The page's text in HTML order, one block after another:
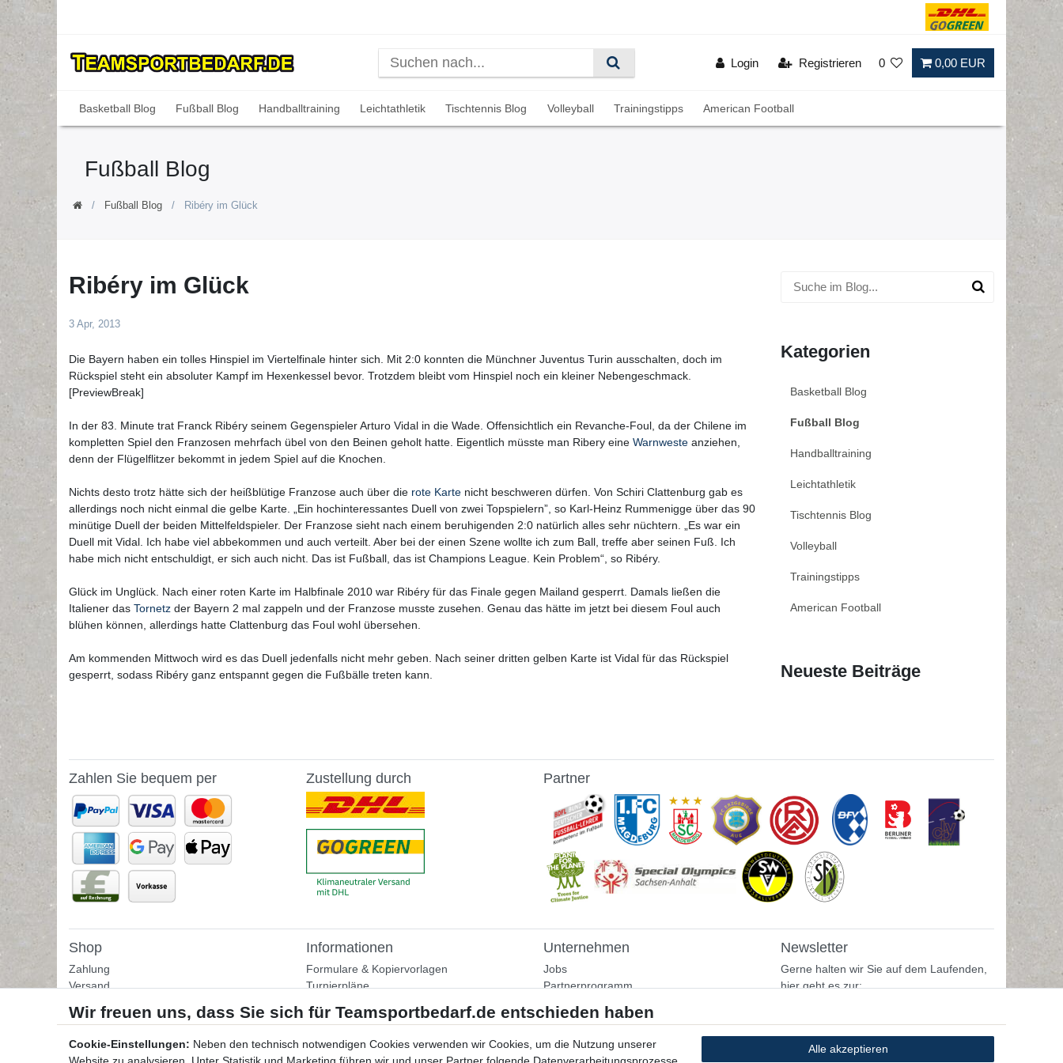
Login Registrieren 0 0,00 EUR
Basketball Blog Fußball Blog Handballtraining Leichtathletik Tischtennis Blog Volleyball Trainingstipps American Football
Fußball Blog
Fußball Blog Ribéry im Glück
Ribéry im Glück
3 Apr, 2013
Die Bayern haben ein tolles Hinspiel im Viertelfinale hinter sich. Mit 2:0 konnten die Münchner Juventus Turin ausschalten, doch im
Rückspiel steht ein absoluter Kampf im Hexenkessel bevor. Trotzdem bleibt vom Hinspiel noch ein kleiner Nebengeschmack.
[PreviewBreak]
In der 83. Minute trat Franck Ribéry seinem Gegenspieler Arturo Vidal in die Wade. Offensichtlich ein Revanche-Foul, da der Chilene im
kompletten Spiel den Franzosen mehrfach übel von den Beinen geholt hatte. Eigentlich müsste man Ribery eine Warnweste anziehen,
denn der Flügelflitzer bekommt in jedem Spiel auf die Knochen.
Nichts desto trotz hätte sich der heißblütige Franzose auch über die rote Karte nicht beschweren dürfen. Von Schiri Clattenburg gab es
allerdings noch nicht einmal die gelbe Karte. „Ein hochinteressantes Duell von zwei Topspielern”, so Karl-Heinz Rummenigge über das 90
minütige Duell der beiden Mittelfeldspieler. Der Franzose sieht nach einem beruhigenden 2:0 natürlich alles sehr nüchtern. „Es war ein
Duell mit Vidal. Ich habe viel abbekommen und auch verteilt. Aber bei der einen Szene wollte ich zum Ball, treffe aber seinen Fuß. Ich
habe mich nicht entschuldigt, er sich auch nicht. Das ist Fußball, das ist Champions League. Kein Problem“, so Ribéry.
Glück im Unglück. Nach einer roten Karte im Halbfinale 2010 war Ribéry für das Finale gegen Mailand gesperrt. Damals ließen die
Italiener das Tornetz der Bayern 2 mal zappeln und der Franzose musste zusehen. Genau das hätte im jetzt bei diesem Foul auch
blühen können, allerdings hatte Clattenburg das Foul wohl übersehen.
Am kommenden Mittwoch wird es das Duell jedenfalls nicht mehr geben. Nach seiner dritten gelben Karte ist Vidal für das Rückspiel
gesperrt, sodass Ribéry ganz entspannt gegen die Fußbälle treten kann.
Kategorien
Basketball Blog
Fußball Blog
Handballtraining
Leichtathletik
Tischtennis Blog
Volleyball
Trainingstipps
American Football
Neueste Beiträge
Zahlen Sie bequem per Zustellung durch Partner
Shop
Zahlung
Versand
Helpcenter
Bestellformular
Informationen
Formulare & Kopiervorlagen
Turnierpläne
Tipps & Informationen
Unternehmen
Jobs
Partnerprogramm
Bestellung widerrufen
Datenschutzerklärung
Newsletter
Gerne halten wir Sie auf dem Laufenden,
hier geht es zur:
Cookie-Einstellungen: Neben den technisch notwendigen Cookies verwenden wir Cookies, um die Nutzung unserer
Alle akzeptieren